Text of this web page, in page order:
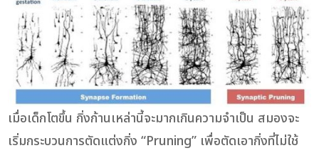
เมื่อเด็กโตขึ้น กิ่งก้านเหล่านี้จะมากเกินความจำเป็น สมองจะ
เริ่มกระบวนการตัดแต่งกิ่ง “Pruning” เพื่อตัดเอากิ่งที่ไม่ใช้